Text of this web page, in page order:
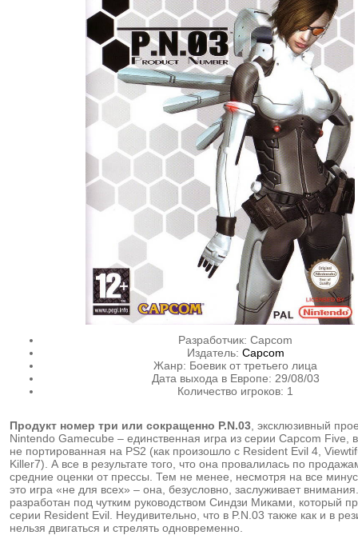
Разработчик: Capcom
Издатель: Capcom
Жанр: Боевик от третьего лица
Дата выхода в Европе: 29/08/03
Количество игроков: 1
Продукт номер три или сокращенно P.N.03 , эксклюзивный
Nintendo Gamecube – единственная игра из серии Capcom Five,
не портированная на PS2 (как произошло с Resident Evil 4,
Killer7). А все в результате того, что она провалилась по
средние оценки от прессы. Тем не менее, несмотря на все
это игра «не для всех» – она, безусловно, заслуживает
разработан под чутким руководством Синдзи Миками, который
серии Resident Evil. Неудивительно, что в P.N.03 также как и в
нельзя двигаться и стрелять одновременно.